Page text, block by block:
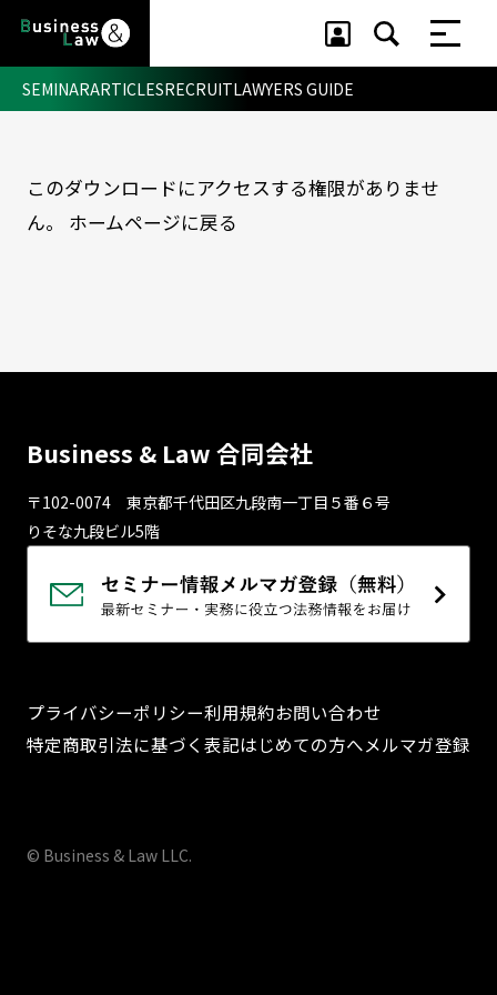
セミナー ・ 記事
セミナー
SEMINARARTICLESRECRUITLAWYERS GUIDE
このダウンロードにアクセスする権限がありませ
ん。 ホームページに戻る
Business & Law 合同会社
〒102-0074 東京都千代⽥区九段南⼀丁⽬５番６号
りそな九段ビル5階
プライバシーポリシー利用規約お問い合わせ
特定商取引法に基づく表記はじめての方へメルマガ登録
© Business & Law LLC.